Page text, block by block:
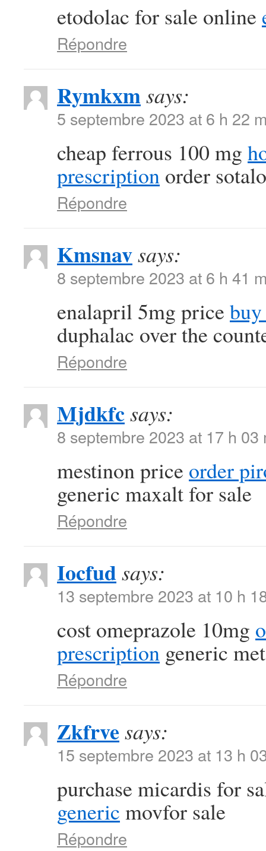
etodolac for sale online
Répondre
Rymkxmsays:
5 septembre 2023 at 6 h 22
cheap ferrous 100 mg
prescription order
Répondre
Kmsnavsays:
8 septembre 2023 at 6 h 41
enalapril 5mg price
duphalac over the
Répondre
Mjdkfcsays:
8 septembre 2023 at 17 h 03
mestinon price order
generic maxalt for sale
Répondre
Iocfudsays:
13 septembre 2023 at 10 h
cost omeprazole 10mg
prescription generic
Répondre
Zkfrve says:
15 septembre 2023 at 13 h
purchase micardis for
generic movfor sale
Répondre